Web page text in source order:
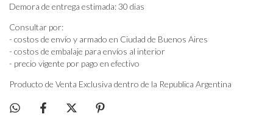
Demora de entrega estimada: 30 dias
Consultar por:
- costos de envío y armado en Ciudad de Buenos Aires
- costos de embalaje para envíos al interior
- precio vigente por pago en efectivo
Producto de Venta Exclusiva dentro de la Republica Argentina